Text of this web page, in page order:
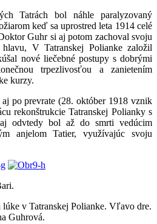
Tatrách bol náhle paralyzovaný
keď sa uprostred leta 1914 celé
Guhr si aj potom zachoval svoju
V Tatranskej Polianke založil
nové liečebné postupy s dobrými
trpezlivosťou a zanietením
kurzy.
po prevrate (28. október 1918 vznik
rekonštrukcie Tatranskej Polianky s
odvtedy bol až do smrti vedúcim
anjelom Tatier, využívajúc svoju
v Tatranskej Polianke. Vľavo dre.
Guhrová.